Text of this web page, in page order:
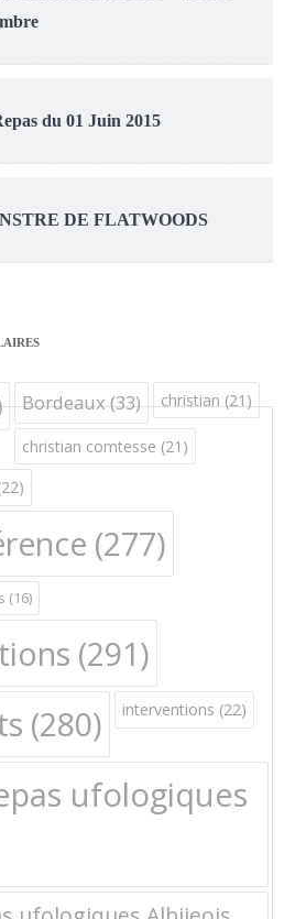
du 01 Juin 2015
DE FLATWOODS
Bordeaux(33) christian (21)
christian comtesse (21)
(277)
(16)
(291)
(280) interventions (22)
ufologiques